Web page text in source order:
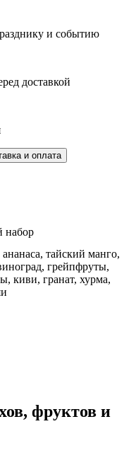
и событию
доставкой
и оплата
набор
тайский манго,
грейпфруты,
киви, гранат, хурма,
фруктов и